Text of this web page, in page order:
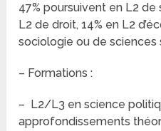
47% poursuivent en L2
L2 de droit, 14% en L2
sociologie ou de sciences
– Formations :
– L2/L3 en science
approfondissements